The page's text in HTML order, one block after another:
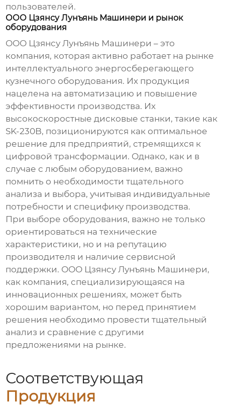
пользователей.
ООО Цзянсу Лунъянь Машинери и рынок
оборудования
ООО Цзянсу Лунъянь Машинери – это
компания, которая активно работает на рынке
интеллектуального энергосберегающего
кузнечного оборудования. Их продукция
нацелена на автоматизацию и повышение
эффективности производства. Их
высокоскоростные дисковые станки, такие как
SK-230B, позиционируются как оптимальное
решение для предприятий, стремящихся к
цифровой трансформации. Однако, как и в
случае с любым оборудованием, важно
помнить о необходимости тщательного
анализа и выбора, учитывая индивидуальные
потребности и специфику производства.
При выборе оборудования, важно не только
ориентироваться на технические
характеристики, но и на репутацию
производителя и наличие сервисной
поддержки. ООО Цзянсу Лунъянь Машинери,
как компания, специализирующаяся на
инновационных решениях, может быть
хорошим вариантом, но перед принятием
решения необходимо провести тщательный
анализ и сравнение с другими
предложениями на рынке.
Соответствующая
Продукция